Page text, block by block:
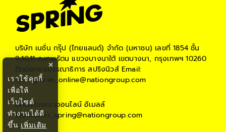
บริษัท เนชั่น กรุ๊ป (ไทยแลนด์) จำกัด (มหาชน) เลขที่ 1854 ชั้น
9,10,11 ถ.เทพรัตน แขวงบางนาใต้ เขตบางนา, กรุงเทพฯ 10260
ติดต่อกองบรรณาธิการ สปริงนิวส์Email:
springnews_online@nationgroup.com
ติดต่อโฆษณาออนไลน์ อีเมลล์
teamsales_spring@nationgroup.com
×
เราใช้คุกกี้
เพื่อให้
เว็บไซต์
ทำงานได้ดี
ขึ้น เพิ่มเติม